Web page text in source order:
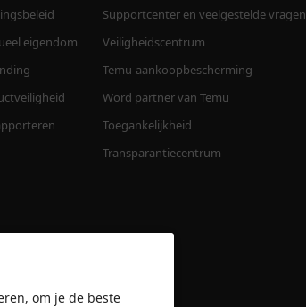
eigendom
Supportcenter en veelgestelde vragen
Veiligheidscentrum
Temu-aankoopbescherming
Word partner van Temu
Toegankelijkheid
Transparantiecentrum
om je de beste